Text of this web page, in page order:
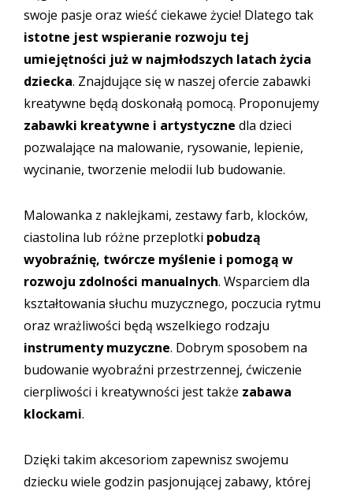
swoje pasje oraz wieść ciekawe życie! Dlatego tak
istotne jest wspieranie rozwoju tej
umiejętności już w najmłodszych latach życia
dziecka. Znajdujące się w naszej ofercie zabawki
kreatywne będą doskonałą pomocą. Proponujemy
zabawki kreatywne i artystyczne dla dzieci
pozwalające na malowanie, rysowanie, lepienie,
wycinanie, tworzenie melodii lub budowanie.
Malowanka z naklejkami, zestawy farb, klocków,
ciastolina lub różne przeplotki pobudzą
wyobraźnię, twórcze myślenie i pomogą w
rozwoju zdolności manualnych. Wsparciem dla
kształtowania słuchu muzycznego, poczucia rytmu
oraz wrażliwości będą wszelkiego rodzaju
instrumenty muzyczne. Dobrym sposobem na
budowanie wyobraźni przestrzennej, ćwiczenie
cierpliwości i kreatywności jest także zabawa
klockami.
Dzięki takim akcesoriom zapewnisz swojemu
dziecku wiele godzin pasjonującej zabawy, której